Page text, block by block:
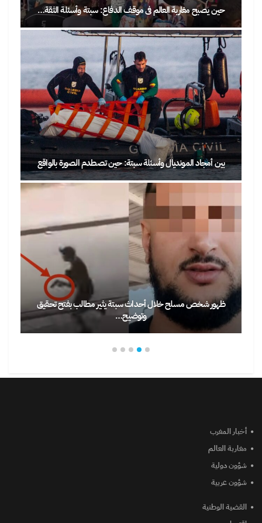
حين يصبح مغاربة العالم في موقف الدفاع: سبتة وأسئلة الثقة…
بين أمجاد المونديال وأسئلة سبتة: حين تصطدم الصورة بالواقع
ظهور شخص مسلح خلال أحداث سبتة يثير مطالب بفتح تحقيق
وتوضيح…
أخبار المغرب
مغاربة العالم
شؤون دولية
شؤون عربية
القضية الوطنية